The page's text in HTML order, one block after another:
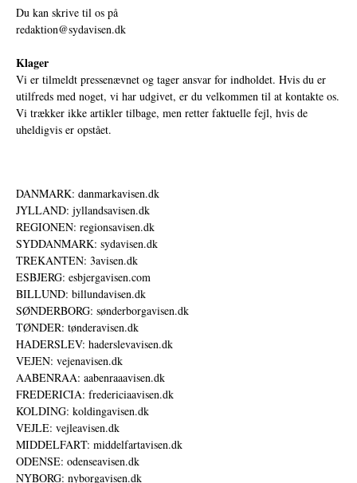
Du kan skrive til os på
redaktion@sydavisen.dk
Klager
Vi er tilmeldt pressenævnet og tager ansvar for indholdet. Hvis du er
utilfreds med noget, vi har udgivet, er du velkommen til at kontakte os.
Vi trækker ikke artikler tilbage, men retter faktuelle fejl, hvis de
uheldigvis er opstået.
DANMARK: danmarkavisen.dk
JYLLAND: jyllandsavisen.dk
REGIONEN: regionsavisen.dk
SYDDANMARK: sydavisen.dk
TREKANTEN: 3avisen.dk
ESBJERG: esbjergavisen.com
BILLUND: billundavisen.dk
SØNDERBORG: sønderborgavisen.dk
TØNDER: tønderavisen.dk
HADERSLEV: haderslevavisen.dk
VEJEN: vejenavisen.dk
AABENRAA: aabenraaavisen.dk
FREDERICIA: fredericiaavisen.dk
KOLDING: koldingavisen.dk
VEJLE: vejleavisen.dk
MIDDELFART: middelfartavisen.dk
ODENSE: odenseavisen.dk
NYBORG: nyborgavisen.dk